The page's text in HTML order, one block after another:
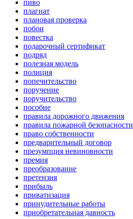
пиво
плагиат
плановая проверка
побои
повестка
подарочный сертификат
подряд
полезная модель
полиция
попечительство
поручение
поручительство
пособие
правила дорожного движения
правила пожарной безопасности
право собственности
предварительный договор
презумпция невиновности
премия
преобразование
претензия
прибыль
приватизация
принудительные работы
приобретательная давность